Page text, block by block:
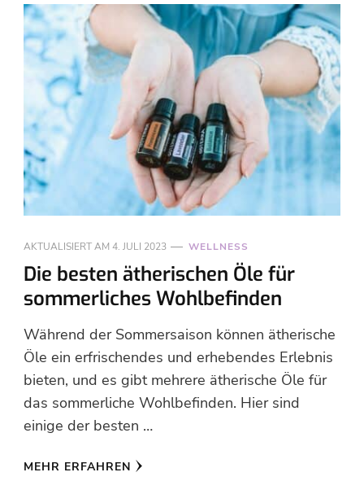
AKTUALISIERT AM 4. JULI 2023 WELLNESS
Die besten ätherischen Öle für
sommerliches Wohlbefinden
Während der Sommersaison können ätherische
Öle ein erfrischendes und erhebendes Erlebnis
bieten, und es gibt mehrere ätherische Öle für
das sommerliche Wohlbefinden. Hier sind
einige der besten …
MEHR ERFAHREN